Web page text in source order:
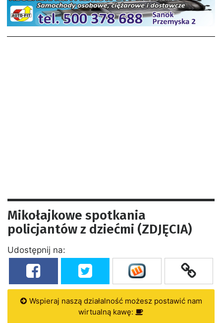
Mikołajkowe spotkania
policjantów z dziećmi (ZDJĘCIA)
Udostępnij na:
Wspieraj naszą działalność możesz postawić nam
wirtualną kawę: